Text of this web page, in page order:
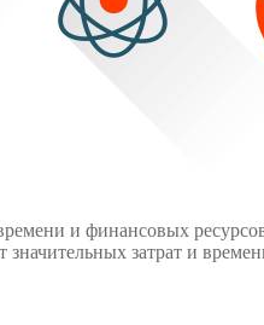
и финансовых
значительных затрат и